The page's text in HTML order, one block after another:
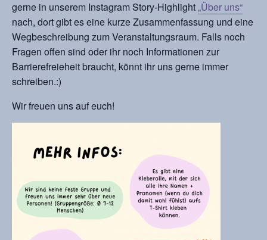
gerne in unserem Instagram Story-Highlight „Über uns“
nach, dort gibt es eine kurze Zusammenfassung und eine
Wegbeschreibung zum Veranstaltungsraum. Falls noch
Fragen offen sind oder ihr noch Informationen zur
Barrierefreieheit braucht, könnt ihr uns gerne immer
schreiben.:)
Wir freuen uns auf euch!